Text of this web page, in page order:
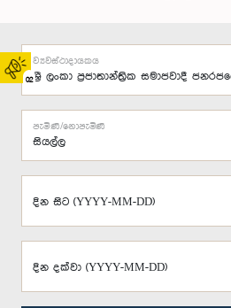
02
ව්‍යවස්ථාදායකය
පැමිණි/නොපැමිණි
දින සිට (YYYY-MM-DD)
දින දක්වා (YYYY-MM-DD)